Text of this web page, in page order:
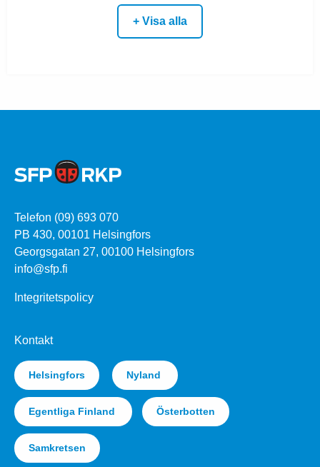
+ Visa alla
Telefon (09) 693 070
PB 430, 00101 Helsingfors
Georgsgatan 27, 00100 Helsingfors
info@sfp.fi
Integritetspolicy
Kontakt
Helsingfors Nyland
Egentliga Finland Österbotten
Samkretsen